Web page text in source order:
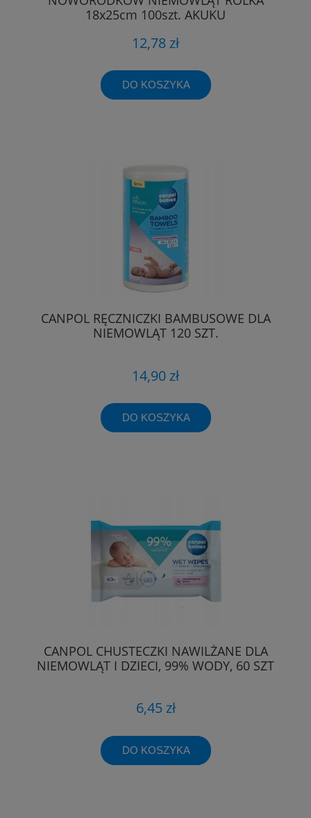
18x25cm 100szt. AKUKU
12,78 zł
DO KOSZYKA
CANPOL RĘCZNICZKI BAMBUSOWE DLA
NIEMOWLĄT 120 SZT.
14,90 zł
DO KOSZYKA
CANPOL CHUSTECZKI NAWILŻANE DLA
NIEMOWLĄT I DZIECI, 99% WODY, 60 SZT
6,45 zł
DO KOSZYKA